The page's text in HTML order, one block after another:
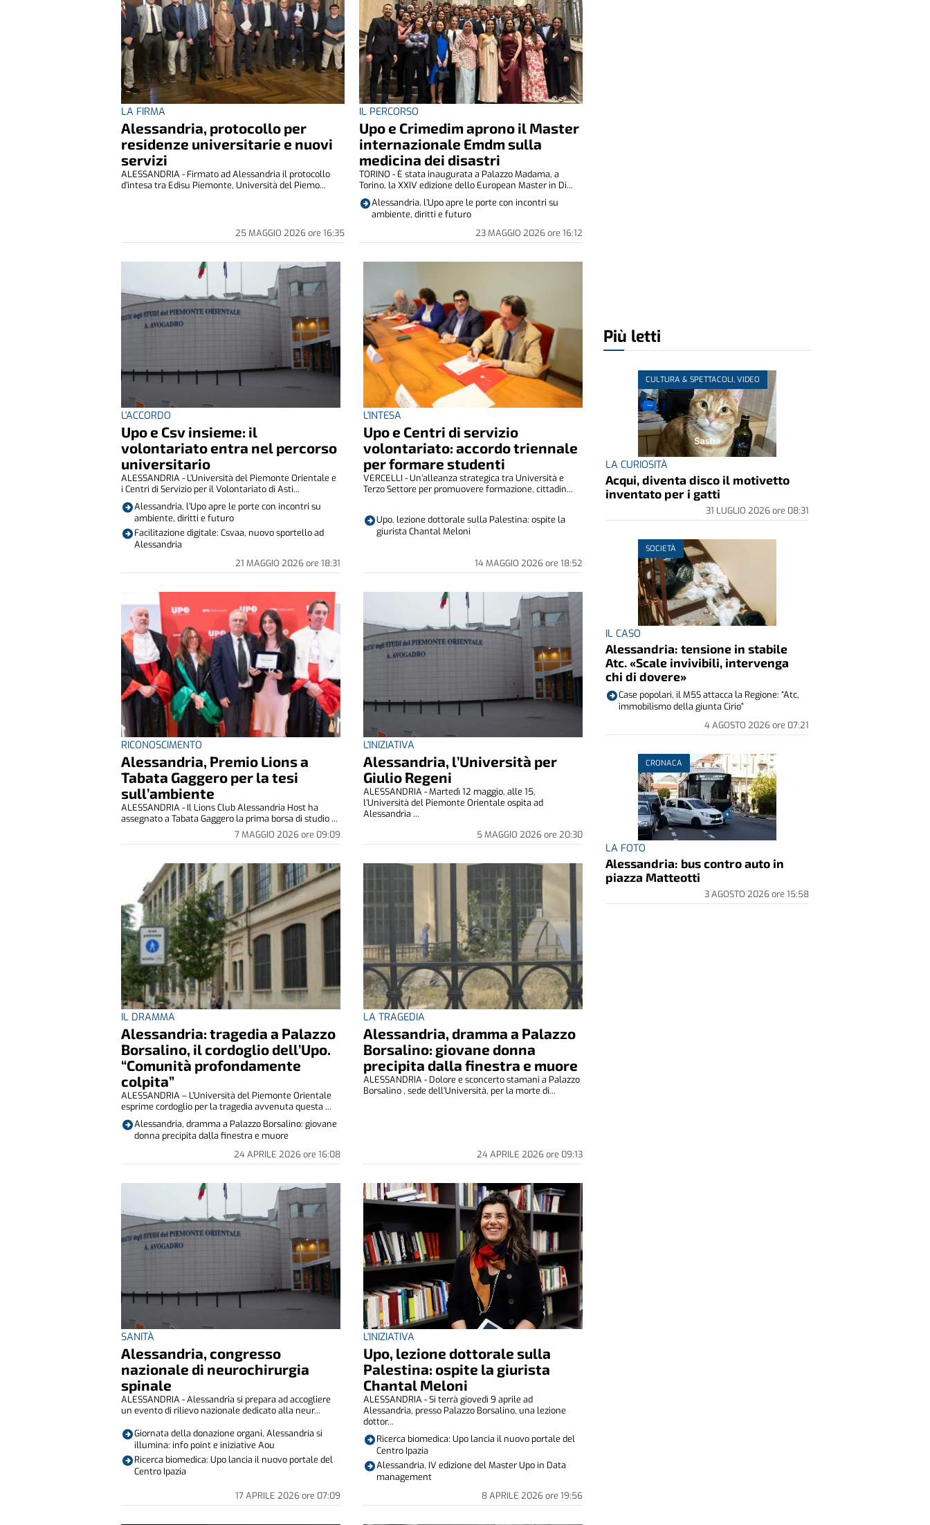
LA FIRMA
Alessandria, protocollo per
residenze universitarie e nuovi
servizi
25 MAGGIO 2026ore 16:35
ALESSANDRIA - Firmato ad Alessandria il protocollo
d’intesa tra Edisu Piemonte, Università del Piemo...
IL PERCORSO
Upo e Crimedim aprono il Master
internazionale Emdm sulla
medicina dei disastri
23 MAGGIO 2026ore 16:12
TORINO - È stata inaugurata a Palazzo Madama, a
Torino, la XXIV edizione dello European Master in Di...
Alessandria, l’Upo apre le porte con incontri su
ambiente, diritti e futuro
L'ACCORDO
Upo e Csv insieme: il
volontariato entra nel percorso
universitario
21 MAGGIO 2026ore 18:31
ALESSANDRIA - L’Università del Piemonte Orientale e
i Centri di Servizio per il Volontariato di Asti...
Alessandria, l’Upo apre le porte con incontri su
ambiente, diritti e futuro
Facilitazione digitale: Csvaa, nuovo sportello ad
Alessandria
L'INTESA
Upo e Centri di servizio
volontariato: accordo triennale
per formare studenti
14 MAGGIO 2026ore 18:52
VERCELLI - Un’alleanza strategica tra Università e
Terzo Settore per promuovere formazione, cittadin...
Upo, lezione dottorale sulla Palestina: ospite la
giurista Chantal Meloni
RICONOSCIMENTO
Alessandria, Premio Lions a
Tabata Gaggero per la tesi
sull’ambiente
7 MAGGIO 2026ore 09:09
ALESSANDRIA - Il Lions Club Alessandria Host ha
assegnato a Tabata Gaggero la prima borsa di studio ...
L'INIZIATIVA
Alessandria, l’Università per
Giulio Regeni
5 MAGGIO 2026ore 20:30
ALESSANDRIA - Martedì 12 maggio, alle 15,
l’Università del Piemonte Orientale ospita ad
Alessandria ...
IL DRAMMA
Alessandria: tragedia a Palazzo
Borsalino, il cordoglio dell’Upo.
“Comunità profondamente
colpita”
24 APRILE 2026ore 16:08
ALESSANDRIA – L’Università del Piemonte Orientale
esprime cordoglio per la tragedia avvenuta questa ...
Alessandria, dramma a Palazzo Borsalino: giovane
donna precipita dalla finestra e muore
LA TRAGEDIA
Alessandria, dramma a Palazzo
Borsalino: giovane donna
precipita dalla finestra e muore
24 APRILE 2026ore 09:13
ALESSANDRIA - Dolore e sconcerto stamani a Palazzo
Borsalino , sede dell'Università, per la morte di...
SANITÀ
Alessandria, congresso
nazionale di neurochirurgia
spinale
17 APRILE 2026ore 07:09
ALESSANDRIA - Alessandria si prepara ad accogliere
un evento di rilievo nazionale dedicato alla neur...
Giornata della donazione organi, Alessandria si
illumina: info point e iniziative Aou
Ricerca biomedica: Upo lancia il nuovo portale del
Centro Ipazia
L'INIZIATIVA
Upo, lezione dottorale sulla
Palestina: ospite la giurista
Chantal Meloni
8 APRILE 2026ore 19:56
ALESSANDRIA - Si terrà giovedì 9 aprile ad
Alessandria, presso Palazzo Borsalino, una lezione
dottor...
Ricerca biomedica: Upo lancia il nuovo portale del
Centro Ipazia
Alessandria, IV edizione del Master Upo in Data
management
Più letti
CULTURA & SPETTACOLI, VIDEO
LA CURIOSITÀ
Acqui, diventa disco il motivetto
inventato per i gatti
31 LUGLIO 2026ore 08:31
SOCIETÀ
IL CASO
Alessandria: tensione in stabile
Atc. «Scale invivibili, intervenga
chi di dovere»
4 AGOSTO 2026ore 07:21
Case popolari, il M5S attacca la Regione: “Atc,
immobilismo della giunta Cirio”
CRONACA
LA FOTO
Alessandria: bus contro auto in
piazza Matteotti
3 AGOSTO 2026ore 15:58